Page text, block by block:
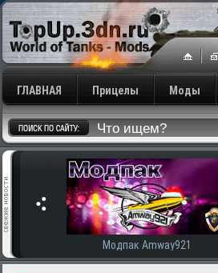
ГЛАВНАЯ Прицелы Моды
Модпак Amway921